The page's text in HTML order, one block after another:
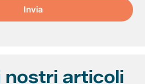
nostri articoli